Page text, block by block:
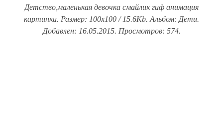
Детство,маленькая девочка смайлик гиф анимация
картинки. Размер: 100x100 / 15.6Kb. Альбом: Дети.
Добавлен: 16.05.2015. Просмотров: 574.